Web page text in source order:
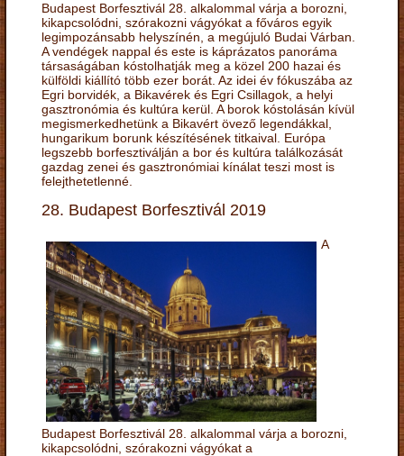
Budapest Borfesztivál 28. alkalommal várja a borozni,
kikapcsolódni, szórakozni vágyókat a főváros egyik
legimpozánsabb helyszínén, a megújuló Budai Várban.
A vendégek nappal és este is káprázatos panoráma
társaságában kóstolhatják meg a közel 200 hazai és
külföldi kiállító több ezer borát. Az idei év fókuszába az
Egri borvidék, a Bikavérek és Egri Csillagok, a helyi
gasztronómia és kultúra kerül. A borok kóstolásán kívül
megismerkedhetünk a Bikavért övező legendákkal,
hungarikum borunk készítésének titkaival. Európa
legszebb borfesztiválján a bor és kultúra találkozását
gazdag zenei és gasztronómiai kínálat teszi most is
felejthetetlenné.
28. Budapest Borfesztivál 2019
A
Budapest Borfesztivál 28. alkalommal várja a borozni,
kikapcsolódni, szórakozni vágyókat a